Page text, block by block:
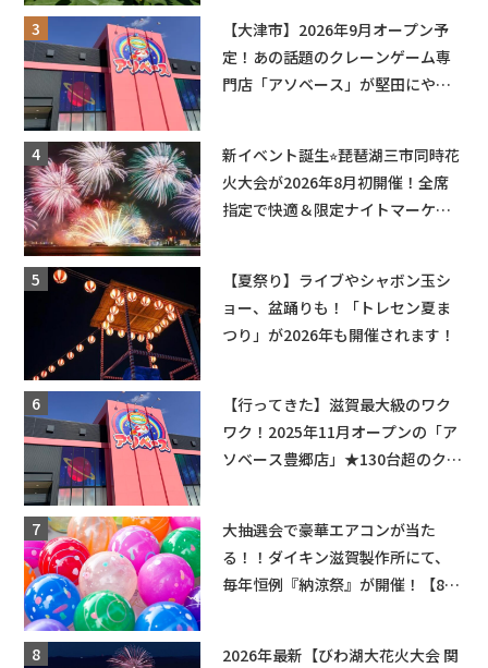
【大津市】2026年9月オープン予
定！あの話題のクレーンゲーム専
門店「アソベース」が堅田にやっ
新イベント誕生⭐︎琵琶湖三市同時花
火大会が2026年8月初開催！全席
指定で快適＆限定ナイトマーケッ
【夏祭り】ライブやシャボン玉シ
ョー、盆踊りも！「トレセン夏ま
つり」が2026年も開催されます！
【行ってきた】滋賀最大級のワク
ワク！2025年11月オープンの「ア
ソベース豊郷店」★130台超のクレ
大抽選会で豪華エアコンが当た
る！！ダイキン滋賀製作所にて、
毎年恒例『納涼祭』が開催！【8月
2026年最新【びわ湖大花火大会 関